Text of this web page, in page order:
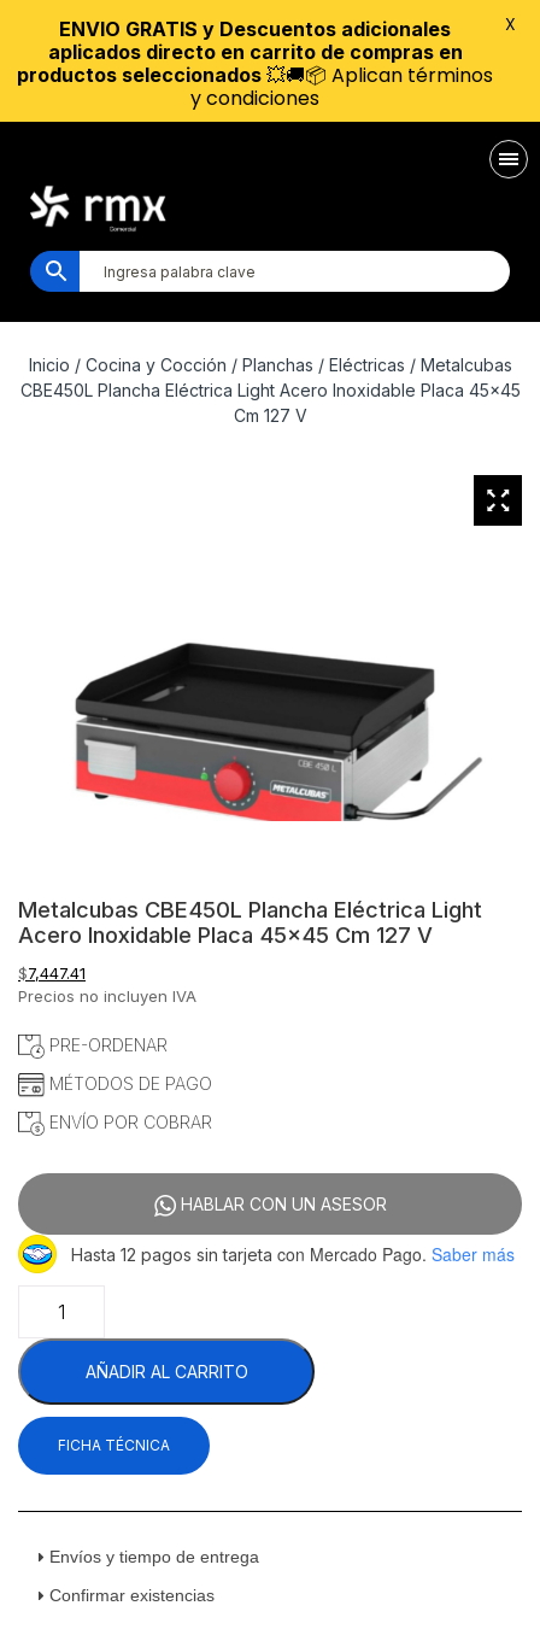
Inicio / Cocina y Cocción / Planchas / Eléctricas / Metalcubas
CBE450L Plancha Eléctrica Light Acero Inoxidable Placa 45×45
Cm 127 V
Metalcubas CBE450L Plancha Eléctrica Light
Acero Inoxidable Placa 45×45 Cm 127 V
$7,447.41
Precios no incluyen IVA
PRE-ORDENAR
MÉTODOS DE PAGO
ENVÍO POR COBRAR
HABLAR CON UN ASESOR
Hasta 12 pagos sin tarjeta con Mercado Pago. Saber más
CBE450L
Plancha
Eléctrica
Light
Acero
Inoxidable
Placa
127
cantidad
AÑADIR AL CARRITO
FICHA TÉCNICA
Envíos y tiempo de entrega
Confirmar existencias
ENVIO GRATIS y Descuentos adicionales
aplicados directo en carrito de compras en
productos seleccionados 💥🚚📦 Aplican términos
y condiciones
X